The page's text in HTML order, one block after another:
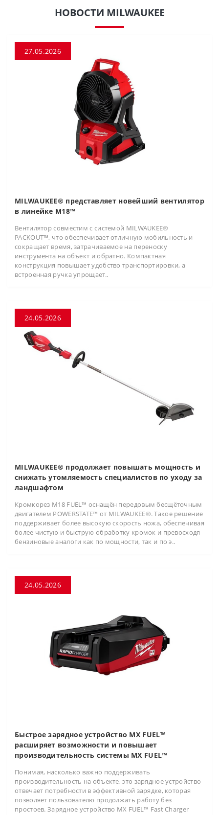
НОВОСТИ MILWAUKEE
27.05.2026
MILWAUKEE® представляет новейший вентилятор
в линейке M18™
Вентилятор совместим с системой MILWAUKEE®
PACKOUT™, что обеспечивает отличную мобильность и
сокращает время, затрачиваемое на переноску
инструмента на объект и обратно. Компактная
конструкция повышает удобство транспортировки, а
встроенная ручка упрощает..
24.05.2026
MILWAUKEE® продолжает повышать мощность и
снижать утомляемость специалистов по уходу за
ландшафтом
Кромкорез M18 FUEL™ оснащён передовым бесщёточным
двигателем POWERSTATE™ от MILWAUKEE®. Такое решение
поддерживает более высокую скорость ножа, обеспечивая
более чистую и быструю обработку кромок и превосходя
бензиновые аналоги как по мощности, так и по э..
24.05.2026
Быстрое зарядное устройство MX FUEL™
расширяет возможности и повышает
производительность системы MX FUEL™
Понимая, насколько важно поддерживать
производительность на объекте, это зарядное устройство
отвечает потребности в эффективной зарядке, которая
позволяет пользователю продолжать работу без
простоев. Зарядное устройство MX FUEL™ Fast Charger